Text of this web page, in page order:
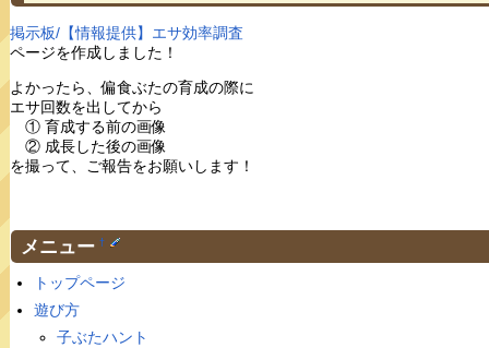
掲示板/【情報提供】エサ効率調査
ページを作成しました！
よかったら、偏食ぶたの育成の際に
エサ回数を出してから
① 育成する前の画像
② 成長した後の画像
を撮って、ご報告をお願いします！
メニュー †
トップページ
遊び方
子ぶたハント